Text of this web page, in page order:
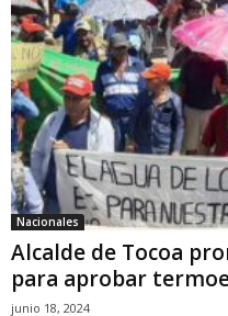
Nacionales
Alcalde de Tocoa
para aprobar
junio 18, 2024